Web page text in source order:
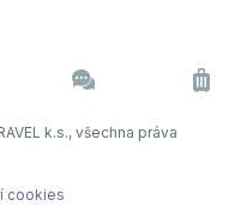
k.s., všechna práva
cookies